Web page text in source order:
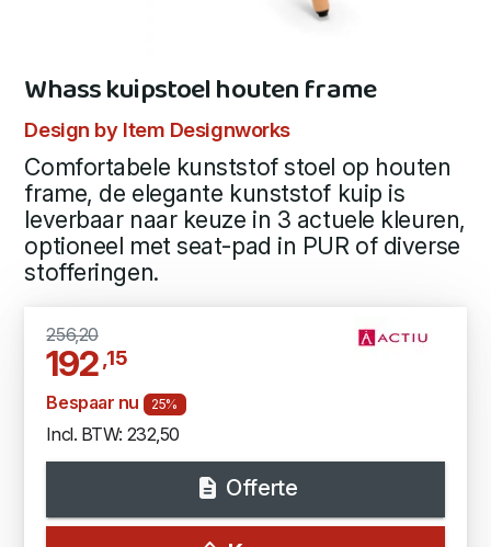
Whass kuipstoel houten frame
Design by Item Designworks
Comfortabele kunststof stoel op houten
frame, de elegante kunststof kuip is
leverbaar naar keuze in 3 actuele kleuren,
optioneel met seat-pad in PUR of diverse
stofferingen.
256,20
192,15
Bespaar nu 25%
Incl. BTW: 232,50
Offerte